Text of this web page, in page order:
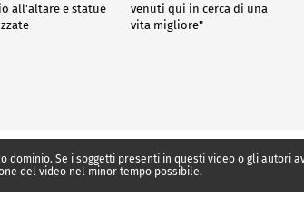
all'altare e statue
venuti qui in cerca di una
vita migliore"
Se i soggetti presenti in questi video o gli
del video nel minor tempo possibile.